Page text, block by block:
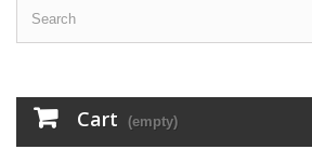
Cart (empty)